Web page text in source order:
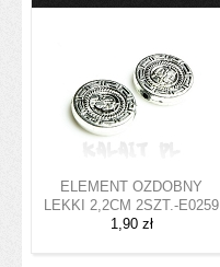
ELEMENT OZDOBNY
LEKKI 2,2CM 2SZT.-E0259
1,90 zł